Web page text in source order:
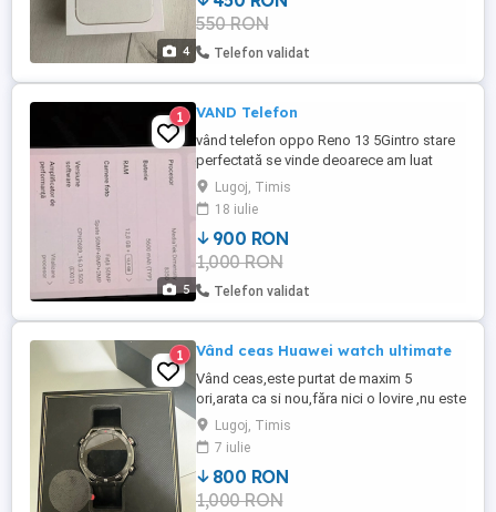
4
% după cum se vede în poză. predarea se
face ...
550 RON
Telefon validat
5
1 VAND Telefon
vând telefon oppo Reno 13 5Gintro stare
perfectată se vinde deoarece am luat
iPhone și nu-l folosesc vine cu cablu de
date și încărcător original 2 huse stare
impecabilă detalii la telefon
Lugoj, Timis
18 iulie
900 RON
1,000 RON
Telefon validat
1 Vând ceas Huawei watch ultimate
Vând ceas,este purtat de maxim 5
ori,arata ca si nou,făra nici o lovire ,nu este
spart,nu este ciobit arata intr-o stare
impecabilă!mai multe detalii la nr de
telefon
Lugoj, Timis
7 iulie
800 RON
1,000 RON